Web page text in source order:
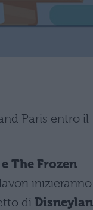
Paris entro il
The Frozen
inizieranno
di